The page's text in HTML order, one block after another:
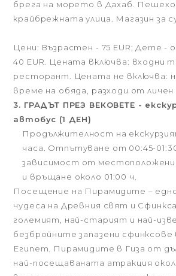
брега на морето в Дахаб.
крайбрежната улица. Магазин за
Цени: Възрастен - 75 EUR; Дете -
40 EUR. Цената включва: входни
ресторант. Цената не включва:
време на обяда, разходи от личен
3. ГРАДЪТ ПРЕЗ ВЕКОВЕТЕ -
автобус (1 ДЕН)
Продължителност на
часа. Отпътуване от 00:45-
зависимост от
и връщане около 01:00 ч.
Посещение на Пирамидите –
чудеса на Древния свят и Сфинкса
големият, най-старият и най-
безбройните запазени сфинксове
Египет. Пирамидите в Гиза от
най-посещаваната атракция